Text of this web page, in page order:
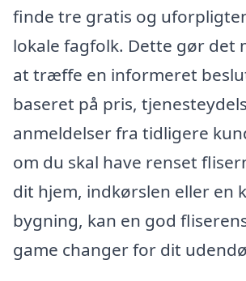
finde tre gratis og
lokale fagfolk. Dette gør det
at træffe en informeret
baseret på pris,
anmeldelser fra tidligere
om du skal have renset
dit hjem, indkørslen eller en
bygning, kan en god
game changer for dit